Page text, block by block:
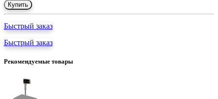
Купить
Быстрый заказ
Быстрый заказ
Рекомендуемые товары